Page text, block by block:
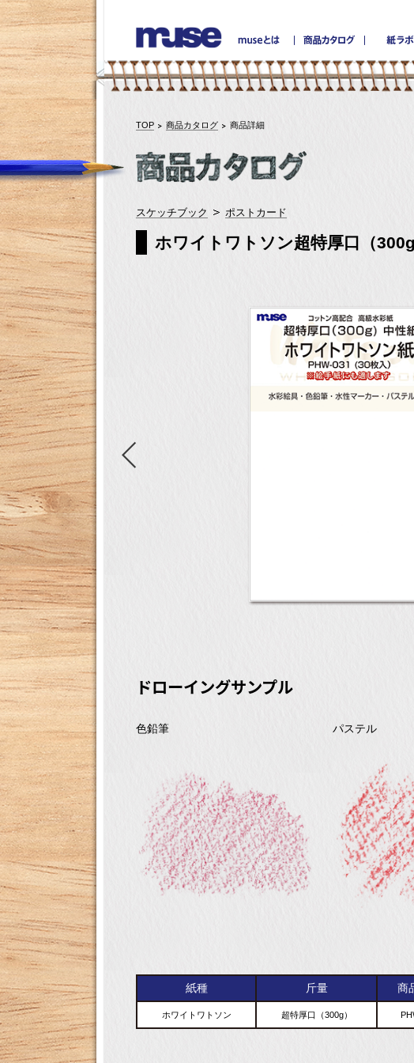
museとは
TOP 商品カタログ 商品詳細
スケッチブック ポストカード
ホワイトワトソン超特厚口（
ドローイングサンプル
色鉛筆 パステル
紙種 斤量 商
ホワイトワトソン 超特厚口（300g）